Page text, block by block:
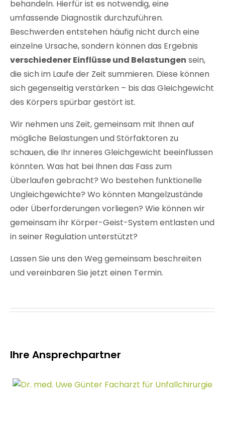
behandeln. Hierfür ist es notwendig, eine
umfassende Diagnostikdurchzuführen.
Beschwerden entstehen häufig nicht durch eine
einzelne Ursache, sondern können das Ergebnis
verschiedener Einflüsse und Belastungen sein,
die sich im Laufe der Zeit summieren. Diese können
sich gegenseitig verstärken – bis das Gleichgewicht
des Körpers spürbar gestört ist.
Wir nehmen uns Zeit, gemeinsam mit Ihnen auf
mögliche Belastungen und Störfaktoren zu
schauen, die Ihr inneres Gleichgewicht beeinflussen
könnten. Was hat bei Ihnen das Fass zum
Überlaufen gebracht? Wo bestehen funktionelle
Ungleichgewichte? Wo könnten Mangelzustände
oder Überforderungen vorliegen? Wie können wir
gemeinsam ihr Körper-Geist-System entlasten und
in seiner Regulation unterstützt?
Lassen Sie uns den Weg gemeinsam beschreiten
und vereinbaren Sie jetzt einen Termin.
Ihre Ansprechpartner